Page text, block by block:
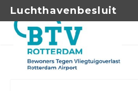
Luchthavenbesluit